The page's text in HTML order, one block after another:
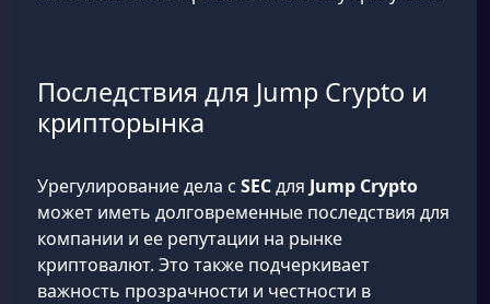
Последствия для Jump Crypto и
крипторынка
Урегулирование дела с SECдля Jump Crypto
может иметь долговременные последствия для
компании и ее репутации на рынке
криптовалют. Это также подчеркивает
важность прозрачности и честности в